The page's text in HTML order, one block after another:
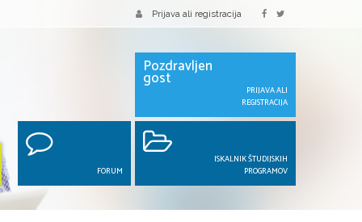
Prijava ali registracija
Pozdravljen
gost
PRIJAVA ALI
REGISTRACIJA
FORUM
ISKALNIK ŠTUDIJSKIH
PROGRAMOV